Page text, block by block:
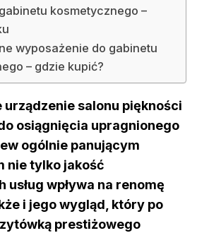
kosmetycznego –
wyposażenie do gabinetu
– gdzie kupić?
urządzenie salonu piękności
osiągnięcia upragnionego
ogólnie panującym
nie tylko jakość
wpływa na renomę
i jego wygląd, który po
prestiżowego